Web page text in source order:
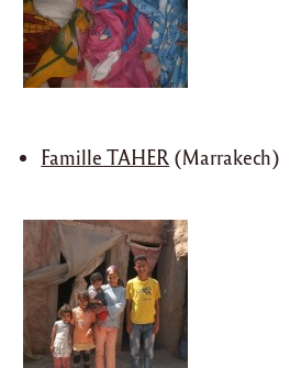
Famille TAHER (Marrakech)